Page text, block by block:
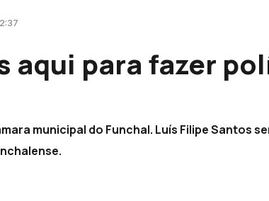
aqui para fazer
municipal do Funchal. Luís Filipe Santos